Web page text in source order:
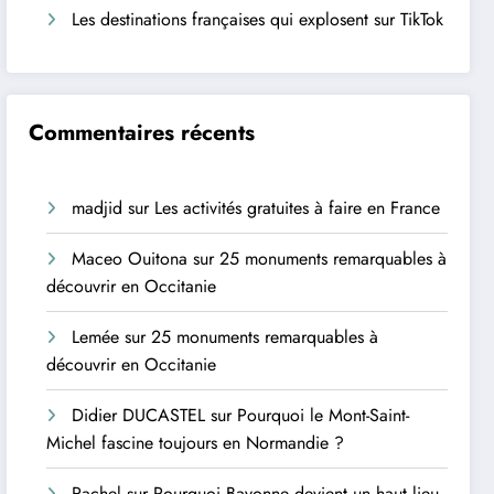
Les destinations françaises qui explosent sur TikTok
Commentaires récents
madjid sur Les activités gratuites à faire en France
Maceo Ouitona sur25 monuments remarquables à
découvrir en Occitanie
Lemée sur25 monuments remarquables à
découvrir en Occitanie
Didier DUCASTEL sur Pourquoi le Mont-Saint-
Michel fascine toujours en Normandie ?